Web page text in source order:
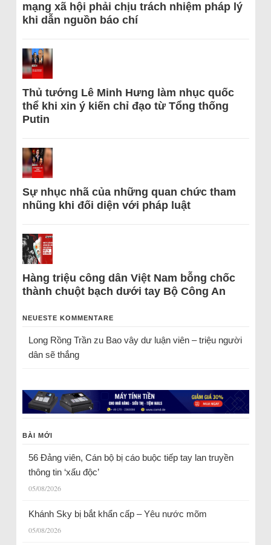
mạng xã hội phải chịu trách nhiệm pháp lý
khi dẫn nguồn báo chí
Thủ tướng Lê Minh Hưng làm nhục quốc
thể khi xin ý kiến chỉ đạo từ Tổng thống
Putin
Sự nhục nhã của những quan chức tham
nhũng khi đối diện với pháp luật
Hàng triệu công dân Việt Nam bỗng chốc
thành chuột bạch dưới tay Bộ Công An
NEUESTE KOMMENTARE
Long Rồng Trầnzu Bao vây dư luận viên – triệu người
dân sẽ thắng
BÀI MỚI
56 Đảng viên, Cán bộ bị cáo buộc tiếp tay lan truyền
thông tin ‘xấu độc’
05/08/2026
Khánh Sky bị bắt khẩn cấp – Yêu nước mõm
05/08/2026